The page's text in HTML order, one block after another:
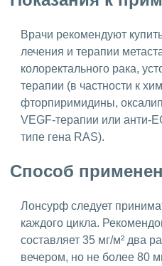
Врачи рекомендуют
лечения и терапии
колоректального рака,
терапии (в частности к
фторпиримидины,
VEGF-терапии или анти-
типе гена RAS).
Способ
Лонсурф следует
каждого цикла.
составляет 35 мг/м² два
вечером, но не более 80